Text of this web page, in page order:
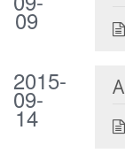
09
2015-
09-
14